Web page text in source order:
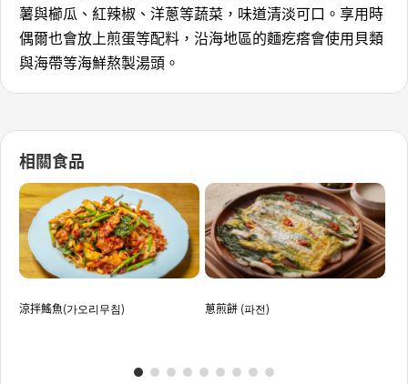
薯與櫛瓜、紅辣椒、洋蔥等蔬菜，味道清淡可口。享用時
偶爾也會放上煎蛋等配料，沿海地區的麵疙瘩會使用貝類
與海帶等海鮮熬製湯頭。
相關食品
涼拌鰩魚(가오리무침) 蔥煎餅 (파전)